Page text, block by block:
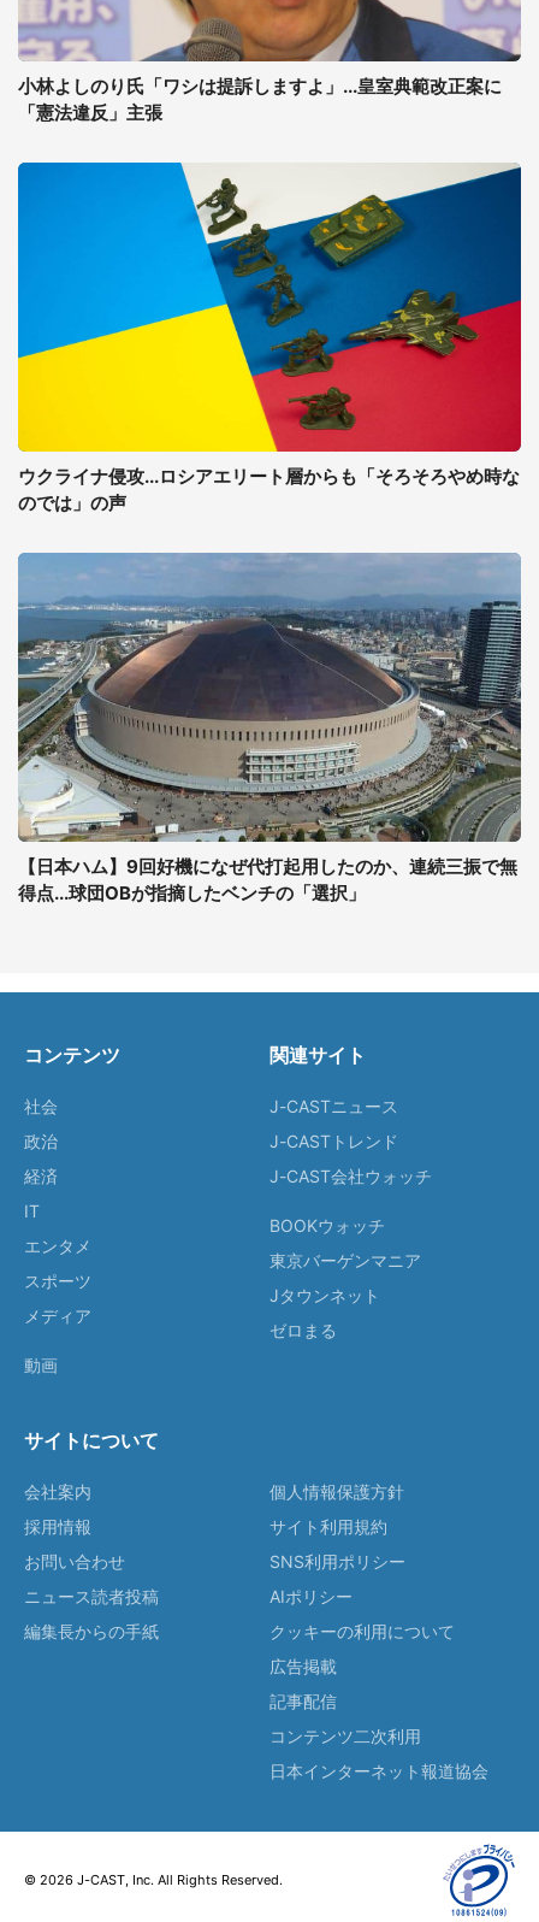
小林よしのり氏「ワシは提訴しますよ」...皇室典範改正案に
「憲法違反」主張
ウクライナ侵攻...ロシアエリート層からも「そろそろやめ時な
のでは」の声
【日本ハム】9回好機になぜ代打起用したのか、連続三振で無
得点...球団OBが指摘したベンチの「選択」
コンテンツ
社会
政治
経済
IT
エンタメ
スポーツ
メディア
動画
関連サイト
J-CASTニュース
J-CASTトレンド
J-CAST会社ウォッチ
BOOKウォッチ
東京バーゲンマニア
Jタウンネット
ゼロまる
サイトについて
会社案内
採用情報
お問い合わせ
ニュース読者投稿
編集長からの手紙
個人情報保護方針
サイト利用規約
SNS利用ポリシー
AIポリシー
クッキーの利用について
広告掲載
記事配信
コンテンツ二次利用
日本インターネット報道協会
© 2026 J-CAST, Inc. All Rights Reserved.